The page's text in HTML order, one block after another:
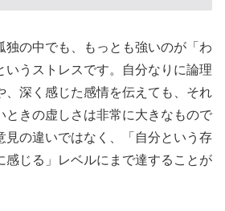
独の中でも、もっとも強いのが「わ
いうストレスです。自分なりに論理
、深く感じた感情を伝えても、それ
ときの虚しさは非常に大きなもので
見の違いではなく、「自分という存
感じる」レベルにまで達することが